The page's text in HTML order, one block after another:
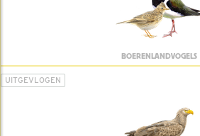
BOERENLANDVOGELS
UITGEVLOGEN